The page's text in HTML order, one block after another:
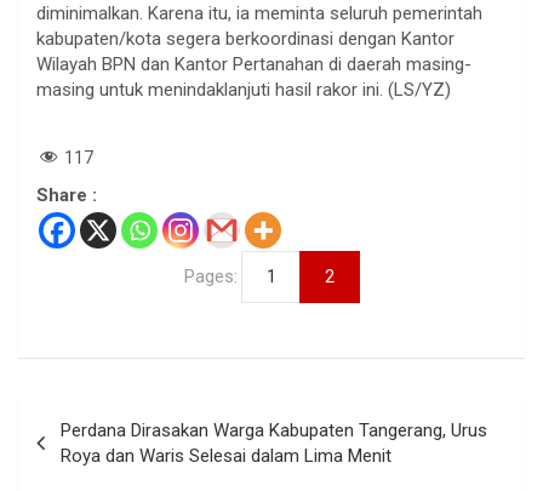
diminimalkan. Karena itu, ia meminta seluruh pemerintah
kabupaten/kota segera berkoordinasi dengan Kantor
Wilayah BPN dan Kantor Pertanahan di daerah masing-
masing untuk menindaklanjuti hasil rakor ini. (LS/YZ)
117
Share :
Pages: 1 2
pos
Perdana Dirasakan Warga Kabupaten Tangerang, Urus
Roya dan Waris Selesai dalam Lima Menit